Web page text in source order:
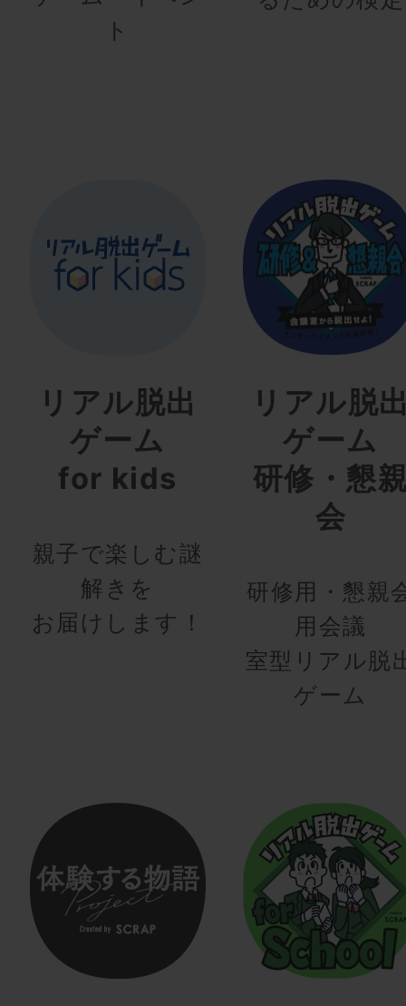
ト
リアル脱出
ゲーム
for kids
親子で楽しむ謎
解きを
お届けします！
リアル脱
ゲーム
研修・懇
会
研修用・懇親
用会議
室型リアル脱
ゲーム